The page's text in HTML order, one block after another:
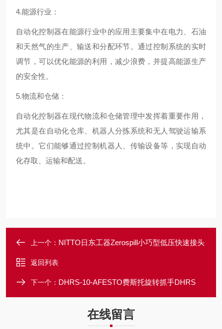
4.能源行业：
自动化控制器在能源行业中的应用主要集中在电力、石油
和天然气的生产、输送和分配环节。通过控制系统的实时
调节，可以优化能源的利用，减少浪费，并提高能源生产
的安全性。
5.物流和仓储：
自动化控制器在现代物流和仓储管理中发挥着重要作用，
尤其是在自动化仓库、机器人分拣系统和无人驾驶运输系
统中。它们能够通过控制机器人、传输设备等，实现自动
化存取、运输和配送。
上一个： NITTO日东工器Zerospill小巧型低压快速接头
返回列表
下一个： DHRS-10-AFESTO费斯托旋转抓手DHRS
在线留言